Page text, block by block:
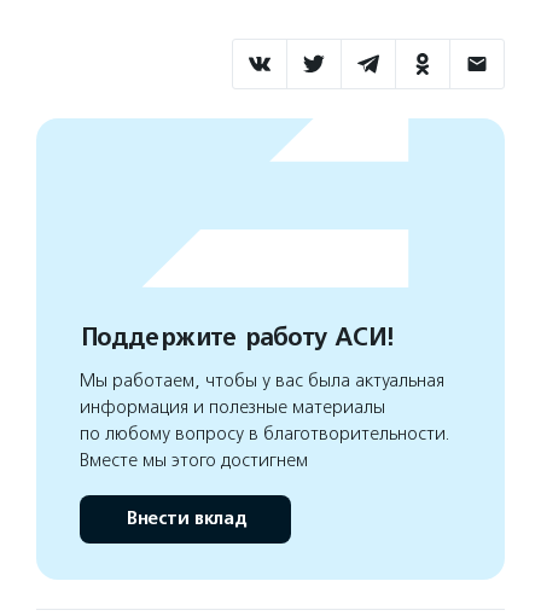
Поддержите работу АСИ!
Мы работаем, чтобы у вас была актуальная
информация и полезные материалы
по любому вопросу в благотворительности.
Вместе мы этого достигнем
Внести вклад